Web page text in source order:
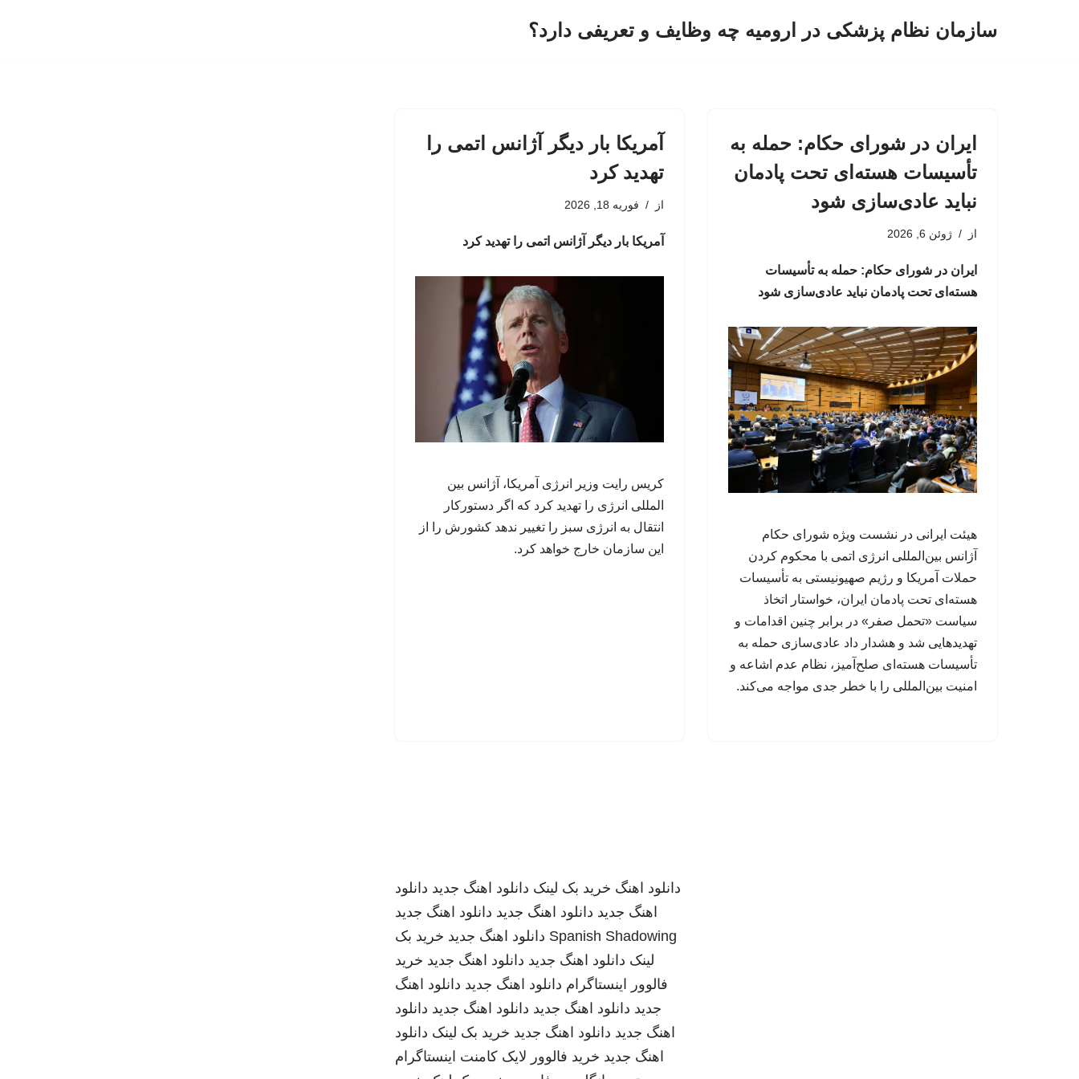
سازمان نظام پزشکی در ارومیه چه وظایف و تعریفی دارد؟
ایران در شورای حکام: حمله به
تأسیسات هسته‌ای تحت پادمان
نباید عادی‌سازی شود
از ژوئن 6, 2026
ایران در شورای حکام: حمله به تأسیسات
هسته‌ای تحت پادمان نباید عادی‌سازی شود
هیئت ایرانی در نشست ویژه شورای حکام
آژانس بین‌المللی انرژی اتمی با محکوم کردن
حملات آمریکا و رژیم صهیونیستی به تأسیسات
هسته‌ای تحت پادمان ایران، خواستار اتخاذ
سیاست «تحمل صفر» در برابر چنین اقدامات و
تهدیدهایی شد و هشدار داد عادی‌سازی حمله به
تأسیسات هسته‌ای صلح‌آمیز، نظام عدم اشاعه و
امنیت بین‌المللی را با خطر جدی مواجه می‌کند.
آمریکا بار دیگر آژانس اتمی را
تهدید کرد
از فوریه 18, 2026
آمریکا بار دیگر آژانس اتمی را تهدید کرد
کریس رایت وزیر انرژی آمریکا، آژانس بین
المللی انرژی را تهدید کرد که اگر دستورکار
انتقال به انرژی سبز را تغییر ندهد کشورش را از
این سازمان خارج خواهد کرد.
دانلود اهنگ خرید بک لینک دانلود اهنگ جدید دانلود
اهنگ جدید دانلود اهنگ جدید دانلود اهنگ جدید
Spanish Shadowing دانلود اهنگ جدید خرید بک
لینک دانلود اهنگ جدید دانلود اهنگ جدید خرید
فالوور اینستاگرام دانلود اهنگ جدید دانلود اهنگ
جدید دانلود اهنگ جدید دانلود اهنگ جدید دانلود
اهنگ جدید دانلود اهنگ جدید خرید بک لینک دانلود
اهنگ جدید خرید فالوور لایک کامنت اینستاگرام